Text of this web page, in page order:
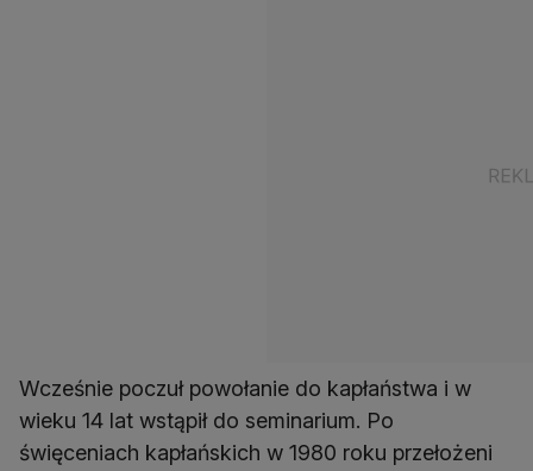
Wcześnie poczuł powołanie do kapłaństwa i w
wieku 14 lat wstąpił do seminarium. Po
święceniach kapłańskich w 1980 roku przełożeni